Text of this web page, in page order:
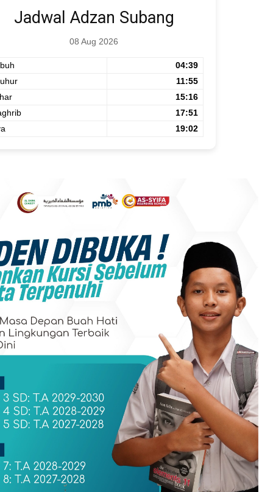
Jadwal Adzan Subang
08 Aug 2026
04:39
11:55
15:16
17:51
19:02